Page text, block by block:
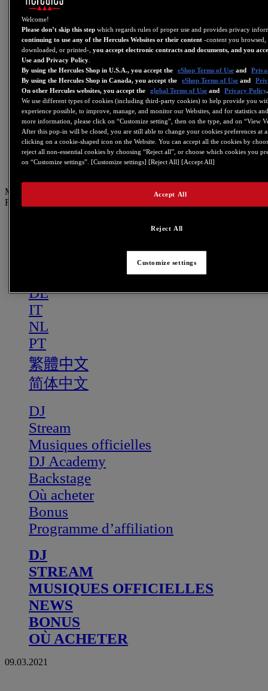
US
FR
ES
GB
DE
IT
NL
PT
繁體中文
简体中文
Menu
FR
DE
IT
NL
PT
繁體中文
简体中文
DJ
Stream
Musiques officielles
DJ Academy
Backstage
Où acheter
Bonus
Programme d’affiliation
DJ
STREAM
MUSIQUES OFFICIELLES
NEWS
BONUS
OÙ ACHETER
09.03.2021
Welcome!
Please don’t skip this step which regards rules of proper use and provides privacy
continuing to use any of the Hercules Websites or their content -content you browsed,
downloaded, or printed-,you accept electronic contracts and documents, and you
Use and Privacy Policy
By using the Hercules Shop in U.S.A., you accept the
eShop Terms of Use and
By using the Hercules Shop in Canada, you accept the
eShop Terms of Use and
On other Hercules websites, you accept the
global Terms of Use and Privacy Policy.
We use different types of cookies (including third-party cookies) to help provide you
experience possible, to improve, manage, and monitor our Websites, and for statistics
more information, please click on “Customize setting”, then on the type, and on “View
After this pop-in will be closed, you are still able to change your cookies preferences at
clicking on a cookie-shaped icon on the Website. You can accept all the cookies by
reject all non-essential cookies by choosing “Reject all”, or choose which cookies you
on “Customize settings”. [Customize settings] [Reject All] [Accept All]
Reject All
Accept All
Customize settings